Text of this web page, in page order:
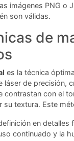
imágenes PNG o
son válidas.
de
es la técnica
láser de precisión,
contrastan con el
su textura. Este
en detalles
continuado y la